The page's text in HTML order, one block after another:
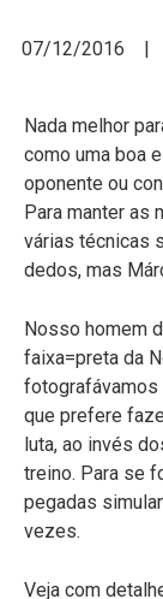
07/12/2016 |
Nada melhor
como uma boa
oponente ou
Para manter as
várias técnicas
dedos, mas
Nosso homem
faixa=preta da
fotografávamos
que prefere
luta, ao invés
treino. Para se
pegadas
vezes.
Veja com